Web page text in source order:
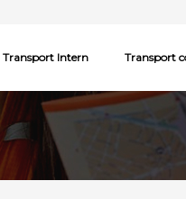
Transport Intern Transport